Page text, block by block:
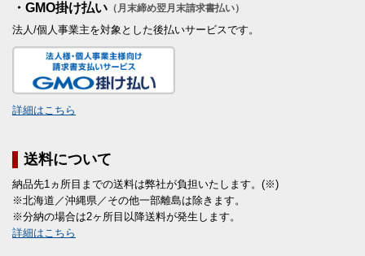
・GMO掛け払い （月末締め翌月末請求書払い）
法人/個人事業主を対象とした後払いサービスです。
詳細はこちら
送料について
納品先1ヵ所目までの送料は弊社が負担いたします。(※)
※北海道／沖縄県／その他一部離島は除きます。
※分納の場合は2ヶ所目以降送料が発生します。
詳細はこちら